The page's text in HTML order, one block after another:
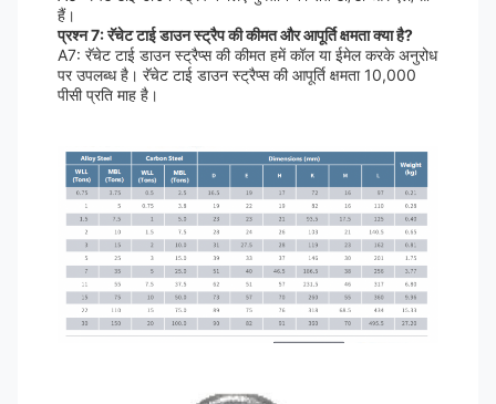
हैं।
प्रश्न 7: रॅचेट टाई डाउन स्ट्रैप की कीमत और आपूर्ति क्षमता क्या है?
A7: रॅचेट टाई डाउन स्ट्रैप्स की कीमत हमें कॉल या ईमेल करके अनुरोध
पर उपलब्ध है। रॅचेट टाई डाउन स्ट्रैप्स की आपूर्ति क्षमता 10,000
पीसी प्रति माह है।